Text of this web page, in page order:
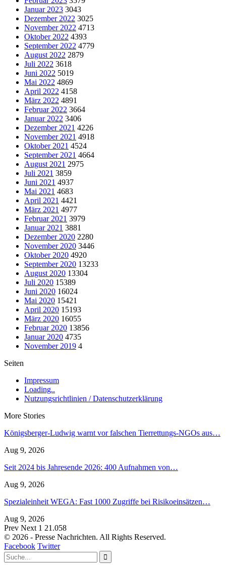
Januar 2023 3043
Dezember 2022 3025
November 2022 4713
Oktober 2022 4393
September 2022 4779
August 2022 2879
Juli 2022 3618
Juni 2022 5019
Mai 2022 4869
April 2022 4158
März 2022 4891
Februar 2022 3664
Januar 2022 3406
Dezember 2021 4226
November 2021 4918
Oktober 2021 4524
September 2021 4664
August 2021 2975
Juli 2021 3859
Juni 2021 4937
Mai 2021 4683
April 2021 4421
März 2021 4977
Februar 2021 3979
Januar 2021 3881
Dezember 2020 2280
November 2020 3446
Oktober 2020 4920
September 2020 13233
August 2020 13304
Juli 2020 15389
Juni 2020 16024
Mai 2020 15421
April 2020 15193
März 2020 16055
Februar 2020 13856
Januar 2020 4735
November 2019 4
Seiten
Impressum
Loading..
Nutzungsrichtlinien / Datenschutzerklärung
More Stories
Königsberger-Ludwig warnt vor falschen Tierrettungs-NGOs aus…
Aug 9, 2026
Seit 2024 bis Jahresende 2026: 400 Aufnahmen von…
Aug 9, 2026
Spezialeinheit WEGA: Fast 1000 Zugriffe bei Risikoeinsätzen…
Aug 9, 2026
Prev Next 1 21.058
© 2026 - Presse Nachrichten. All Rights Reserved.
Facebook Twitter